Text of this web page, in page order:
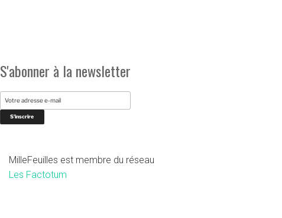
S'abonner à la newsletter
MilleFeuilles est membre du réseau
Les Factotum